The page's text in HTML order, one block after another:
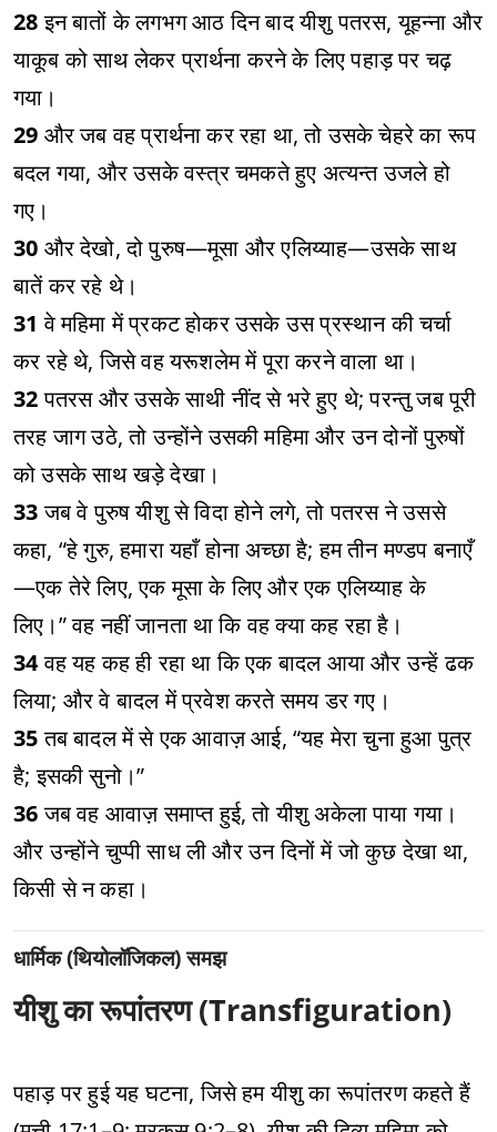
28इन बातों के लगभग आठ दिन बाद यीशु पतरस, यूहन्ना और
याकूब को साथ लेकर प्रार्थना करने के लिए पहाड़ पर चढ़
गया।
29 और जब वह प्रार्थना कर रहा था, तो उसके चेहरे का रूप
बदल गया, और उसके वस्त्र चमकते हुए अत्यन्त उजले हो
गए।
30 और देखो, दो पुरुष—मूसा और एलिय्याह—उसके साथ
बातें कर रहे थे।
31 वे महिमा में प्रकट होकर उसके उस प्रस्थान की चर्चा
कर रहे थे, जिसे वह यरूशलेम में पूरा करने वाला था।
32पतरस और उसके साथी नींद से भरे हुए थे; परन्तु जब पूरी
तरह जाग उठे, तो उन्होंने उसकी महिमा और उन दोनों पुरुषों
को उसके साथ खड़े देखा।
33जब वे पुरुष यीशु से विदा होने लगे, तो पतरस ने उससे
कहा, “हे गुरु, हमारा यहाँ होना अच्छा है; हम तीन मण्डप बनाएँ
—एक तेरे लिए, एक मूसा के लिए और एक एलिय्याह के
लिए।” वह नहीं जानता था कि वह क्या कह रहा है।
34वह यह कह ही रहा था कि एक बादल आया और उन्हें ढक
लिया; और वे बादल में प्रवेश करते समय डर गए।
35तब बादल में से एक आवाज़ आई, “यह मेरा चुना हुआ पुत्र
है; इसकी सुनो।”
36जब वह आवाज़ समाप्त हुई, तो यीशु अकेला पाया गया।
और उन्होंने चुप्पी साध ली और उन दिनों में जो कुछ देखा था,
किसी से न कहा।
धार्मिक (थियोलॉजिकल) समझ
यीशु का रूपांतरण (Transfiguration)
पहाड़ पर हुई यह घटना, जिसे हम यीशु का रूपांतरण कहते हैं